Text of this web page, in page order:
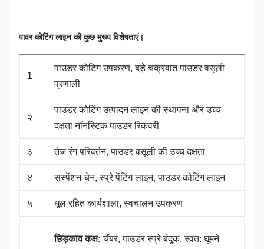
पावर कोटिंग लाइन की कुछ मुख्य विशेषताएं।
1
पाउडर कोटिंग उपकरण, बड़े चक्रवात पाउडर वसूली
प्रणाली
२
पाउडर कोटिंग उत्पादन लाइन की स्थापना और उच्च
दक्षता नॉनस्टिक पाउडर रिकवरी
३ तेज रंग परिवर्तन, पाउडर वसूली की उच्च दक्षता
४ सस्पेंशन चेन, स्प्रे पेंटिंग लाइन, पाउडर कोटिंग लाइन
५ धूल रहित कार्यशाला, स्वचालन उपकरण
छिड़काव कक्ष: चैंबर, पाउडर स्प्रे बंदूक, स्वत: घूमने